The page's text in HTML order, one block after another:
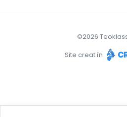
©2026 Teoklass
Site creat în